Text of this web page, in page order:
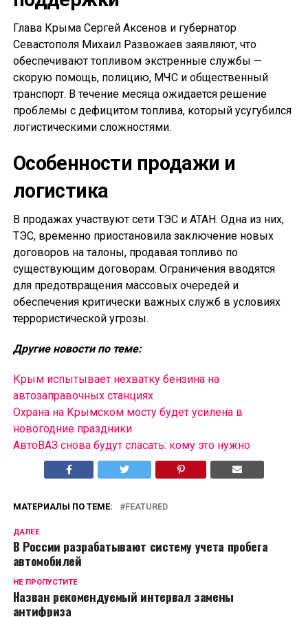
Глава Крыма Сергей Аксенов и губернатор
Севастополя Михаил Развожаев заявляют, что
обеспечивают топливом экстренные службы —
скорую помощь, полицию, МЧС и общественный
транспорт. В течение месяца ожидается решение
проблемы с дефицитом топлива, который усугубился
логистическими сложностями.
Особенности продажи и
логистика
В продажах участвуют сети ТЭС и АТАН. Одна из них,
ТЭС, временно приостановила заключение новых
договоров на талоны, продавая топливо по
существующим договорам. Ограничения вводятся
для предотвращения массовых очередей и
обеспечения критически важных служб в условиях
террористической угрозы.
Другие новости по теме:
Крым испытывает нехватку бензина на
автозаправочных станциях
Охрана на Крымском мосту будет усилена в
новогодние праздники
АвтоВАЗ снова будут спасать: кому это нужно
МАТЕРИАЛЫ ПО ТЕМЕ: FEATURED
ДАЛЕЕ
В России разрабатывают систему учета пробега
автомобилей
НЕ ПРОПУСТИТЕ
Назван рекомендуемый интервал замены
антифриза